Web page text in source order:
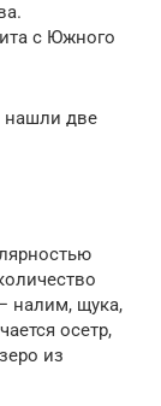
с Южного
нашли две
налим, щука,
осетр,
из